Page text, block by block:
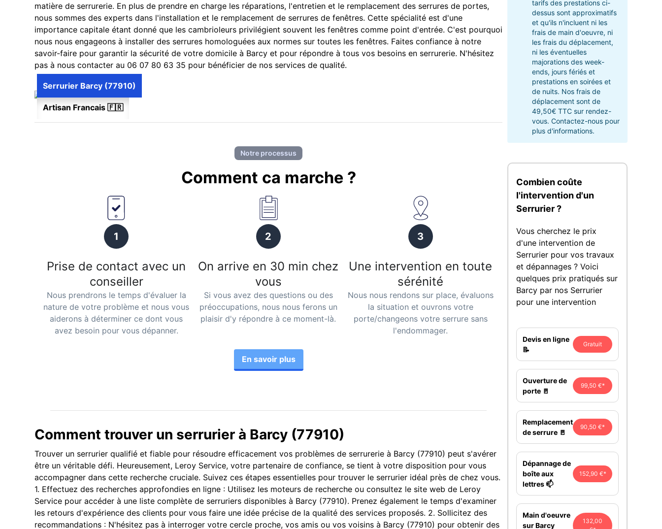
matière de serrurerie. En plus de prendre en charge les réparations, l'entretien et le remplacement des serrures de portes,
nous sommes des experts dans l'installation et le remplacement de serrures de fenêtres. Cette spécialité est d'une
importance capitale étant donné que les cambrioleurs privilégient souvent les fenêtres comme point d'entrée. C'est pourquoi
nous nous engageons à installer des serrures homologuées aux normes sur toutes les fenêtres. Faites confiance à notre
savoir-faire pour garantir la sécurité de votre domicile à Barcy et pour répondre à tous vos besoins en serrurerie. N'hésitez
pas à nous contacter au 06 07 80 63 35 pour bénéficier de nos services de qualité.
Artisan Francais 🇫🇷
Serrurier Barcy (77910)
Notre processus
Comment ca marche ?
1
Prise de contact avec un
conseiller
Nous prendrons le temps d'évaluer la
nature de votre problème et nous vous
aiderons à déterminer ce dont vous
avez besoin pour vous dépanner.
2
On arrive en 30 min chez
vous
Si vous avez des questions ou des
préoccupations, nous nous ferons un
plaisir d'y répondre à ce moment-là.
3
Une intervention en toute
sérénité
Nous nous rendons sur place, évaluons
la situation et ouvrons votre
porte/changeons votre serrure sans
l'endommager.
En savoir plus
Comment trouver un serrurier à Barcy (77910)
Trouver un serrurier qualifié et fiable pour résoudre efficacement vos problèmes de serrurerie à Barcy (77910) peut s'avérer
être un véritable défi. Heureusement, Leroy Service, votre partenaire de confiance, se tient à votre disposition pour vous
accompagner dans cette recherche cruciale. Suivez ces étapes essentielles pour trouver le serrurier idéal près de chez vous.
1. Effectuez des recherches approfondies en ligne : Utilisez les moteurs de recherche ou consultez le site web de Leroy
Service pour accéder à une liste complète de serruriers disponibles à Barcy (77910). Prenez également le temps d'examiner
les retours d'expérience des clients pour vous faire une idée précise de la qualité des services proposés. 2. Sollicitez des
recommandations : N'hésitez pas à interroger votre cercle proche, vos amis ou vos voisins à Barcy (77910) pour obtenir des
tarifs des prestations ci-
dessus sont approximatifs
et qu'ils n'incluent ni les
frais de main d'oeuvre, ni
les frais du déplacement,
ni les éventuelles
majorations des week-
ends, jours fériés et
prestations en soirées et
de nuits. Nos frais de
déplacement sont de
49,50€ TTC sur rendez-
vous. Contactez-nous pour
plus d'informations.
Combien coûte
l'intervention d'un
Serrurier ?
Vous cherchez le prix
d'une intervention de
Serrurier pour vos travaux
et dépannages ? Voici
quelques prix pratiqués sur
Barcy par nos Serrurier
pour une intervention
Devis en ligne
📝
Gratuit
Ouverture de
porte 🚪
99,50 €*
Remplacement
de serrure 🚪
90,50 €*
Dépannage de
boîte aux
lettres 📫
152,90 €*
Main d'oeuvre
sur Barcy
132,00